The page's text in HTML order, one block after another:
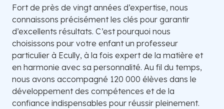
Fort de près de vingt années d’expertise, nous
connaissons précisément les clés pour garantir
d’excellents résultats. C’est pourquoi nous
choisissons pour votre enfant un professeur
particulier à Ecully, à la fois expert de la matière et
en harmonie avec sa personnalité. Au fil du temps,
nous avons accompagné 120 000 élèves dans le
développement des compétences et de la
confiance indispensables pour réussir pleinement.